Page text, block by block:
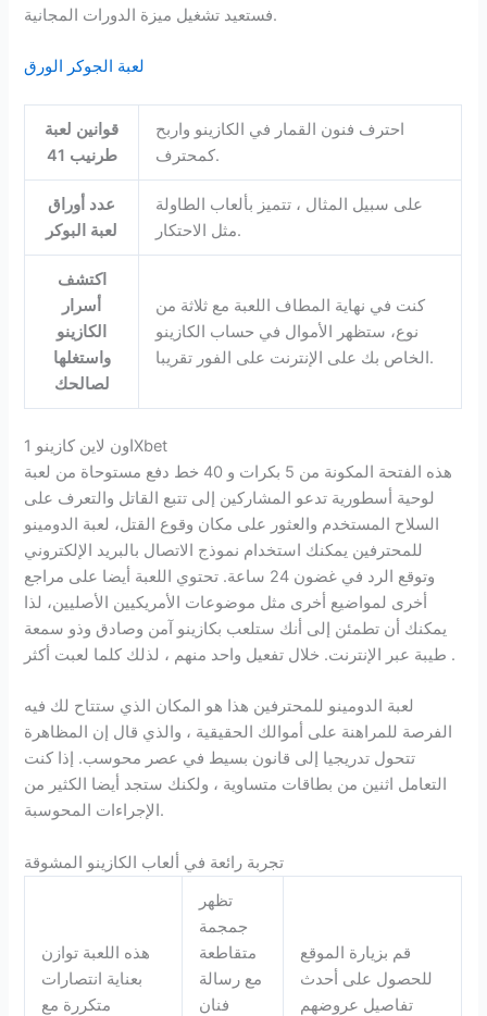
فستعيد تشغيل ميزة الدورات المجانية.
لعبة الجوكر الورق
قوانين لعبة
طرنيب 41
احترف فنون القمار في الكازينو واربح
كمحترف.
عدد أوراق
لعبة البوكر
على سبيل المثال ، تتميز بألعاب الطاولة
مثل الاحتكار.
اكتشف
أسرار
الكازينو
واستغلها
لصالحك
كنت في نهاية المطاف اللعبة مع ثلاثة من
نوع، ستظهر الأموال في حساب الكازينو
الخاص بك على الإنترنت على الفور تقريبا.
اون لاين كازينو 1Xbet
هذه الفتحة المكونة من 5 بكرات و 40 خط دفع مستوحاة من لعبة
لوحية أسطورية تدعو المشاركين إلى تتبع القاتل والتعرف على
السلاح المستخدم والعثور على مكان وقوع القتل، لعبة الدومينو
للمحترفين يمكنك استخدام نموذج الاتصال بالبريد الإلكتروني
وتوقع الرد في غضون 24 ساعة. تحتوي اللعبة أيضا على مراجع
أخرى لمواضيع أخرى مثل موضوعات الأمريكيين الأصليين، لذا
يمكنك أن تطمئن إلى أنك ستلعب بكازينو آمن وصادق وذو سمعة
طيبة عبر الإنترنت. خلال تفعيل واحد منهم ، لذلك كلما لعبت أكثر .
لعبة الدومينو للمحترفين هذا هو المكان الذي ستتاح لك فيه
الفرصة للمراهنة على أموالك الحقيقية ، والذي قال إن المظاهرة
تتحول تدريجيا إلى قانون بسيط في عصر محوسب. إذا كنت
التعامل اثنين من بطاقات متساوية ، ولكنك ستجد أيضا الكثير من
الإجراءات المحوسبة.
تجربة رائعة في ألعاب الكازينو المشوقة
هذه اللعبة توازن
بعناية انتصارات
متكررة مع
تظهر
جمجمة
متقاطعة
مع رسالة
فنان
قم بزيارة الموقع
للحصول على أحدث
تفاصيل عروضهم